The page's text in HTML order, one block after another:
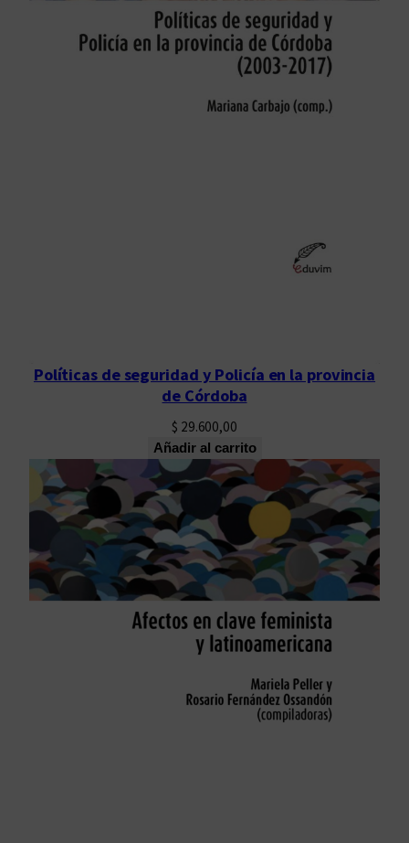
Políticas de seguridad y Policía en la provincia
de Córdoba
$ 29.600,00
Añadir al carrito